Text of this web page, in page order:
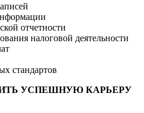
отчетности
налоговой деятельности
стандартов
УСПЕШНУЮ КАРЬЕРУ